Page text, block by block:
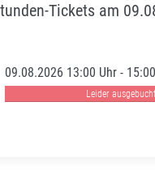
Tickets am
09.08.2026 13:00 Uhr -
Leider ausgebucht